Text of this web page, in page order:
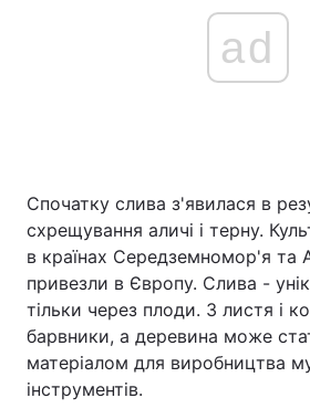
Головна Війна
Україна
Економіка
Спорт Наука
ad
Спочатку слива з'явилася в
схрещування аличі і терну.
в країнах Середземномор'я та
привезли в Європу. Слива -
тільки через плоди. З листя і
барвники, а деревина може
матеріалом для виробництва
інструментів.